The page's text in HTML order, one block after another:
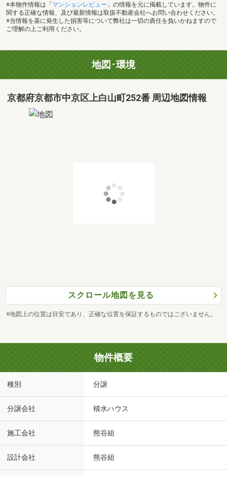
※本物件情報は「 マンションレビュー 」の情報を元に掲載しています。物件に
関する正確な情報、及び最新情報は取扱不動産会社へお問い合わせください。
※当情報を基に発生した損害等について弊社は一切の責任を負いかねますので
ご理解の上ご利用ください。
地図･環境
京都府京都市中京区上白山町252番 周辺地図情報
スクロール地図を見る
※地図上の位置は目安であり、正確な位置を保証するものではございません。
物件概要
種別 分譲
分譲会社 積水ハウス
施工会社 熊谷組
設計会社 熊谷組